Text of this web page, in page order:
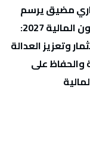
مضيق يرسم
ملامح قانون المالية 2027:
وتعزيز العدالة
والحفاظ على